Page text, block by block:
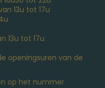
13u tot 17u
13u tot 17u
openingsuren van de
op het nummer